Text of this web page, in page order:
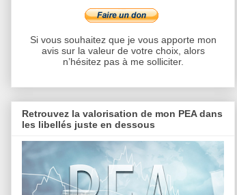
Si vous souhaitez que je vous apporte mon
avis sur la valeur de votre choix, alors
n’hésitez pas à me solliciter.
Retrouvez la valorisation de mon PEA dans
les libellés juste en dessous